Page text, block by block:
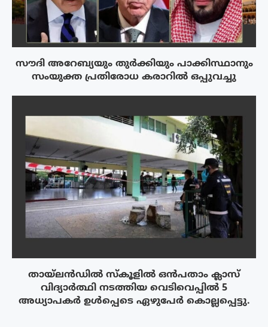
സൗദി അറേബ്യയും തുർക്കിയും പാക്കിസ്ഥാനും
സംയുക്ത പ്രതിരോധ കരാറിൽ ഒപ്പുവച്ചു
തായ്‌ലൻഡിൽ സ്കൂളിൽ ഒൻപതാം ക്ലാസ്
വിദ്യാർത്ഥി നടത്തിയ വെടിവെപ്പിൽ 5
അധ്യാപകർ ഉൾപ്പെടെ ഏഴുപേർ കൊല്ലപ്പെട്ടു.